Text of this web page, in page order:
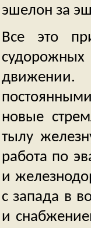
эшелон за
Все это
движении.
новые
тылу
работа по
и
с запада в
и